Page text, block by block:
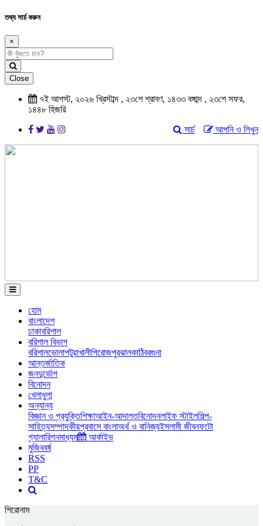
তথ্য সার্চ করুন
×
Close
৭ই আগস্ট, ২০২৬ খ্রিস্টাব্দ , ২৩শে শ্রাবণ, ১৪৩৩ বঙ্গাব্দ , ২৩শে সফর,
১৪৪৮ হিজরি
আপনি ও লিখুন
সার্চ
হোম
বাংলাদেশ
ঢাকাবরিশাল
বরিশাল বিভাগ
বরিশালভোলাপটুয়াখালীপিরোজপুরঝালকাঠিবরগুনা
আন্তর্জাতিক
জনদুর্ভোগ
বিনোদন
খেলাধুলা
অন্যান্য
বিজ্ঞান ও প্রযুক্তিশিক্ষাআইন-আদালতবিনোদনলাইফ স্টাইলশিল্প-
সাহিত্যসম্পাদকীয়প্রবাসে বাংলাঅর্থ ও বানিজ্যইসলামী জীবনফটো
গ্যালারিগনমাধ্যম
আর্কাইভ
মুজিববর্ষ
RSS
PP
T&C
শিরোনাম